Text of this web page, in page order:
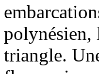
polynésien,
triangle.